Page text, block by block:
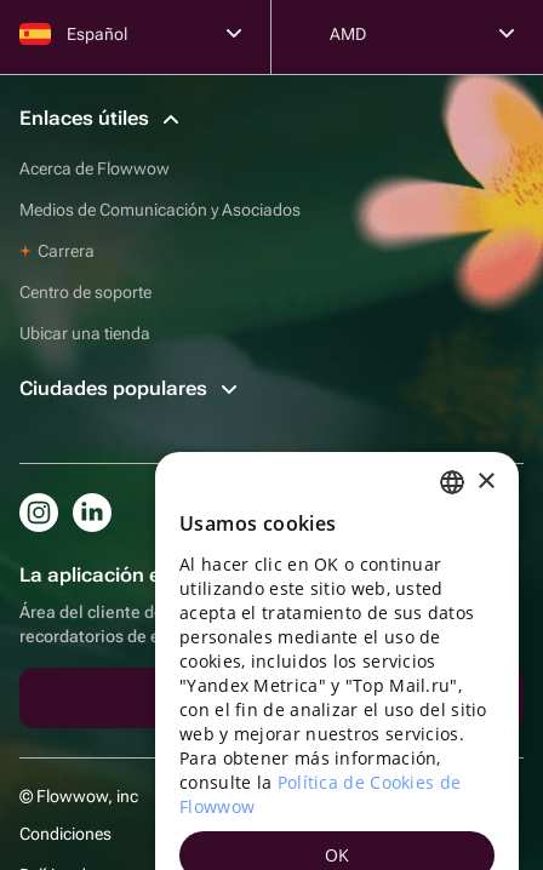
Español AMD
Enlaces útiles
Acerca de Flowwow
Medios de Comunicación y Asociados
Carrera
Centro de soporte
Ubicar una tienda
Ciudades populares
La aplicación es aún más práctica.
Área del cliente del destinatario, más bonos por compras y
recordatorios de eventos
Descargar la aplicación
© Flowwow, inc
Condiciones
ENGLISH
UKRAINIAN
PORTUGUESE
SPANISH
HUNGARIAN
ITALIAN
×
Usamos cookies
Al hacer clic en OK o continuar
utilizando este sitio web, usted
acepta el tratamiento de sus datos
personales mediante el uso de
cookies, incluidos los servicios
"Yandex Metrica" y "Top Mail.ru",
con el fin de analizar el uso del sitio
web y mejorar nuestros servicios.
Para obtener más información,
consulte la Política de Cookies de
Flowwow
OK